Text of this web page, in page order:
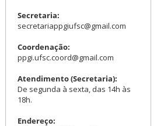
Secretaria:
secretariappgiufsc@gmail.com
Coordenação:
ppgi.ufsc.coord@gmail.com
Atendimento (Secretaria):
De segunda à sexta, das 14h às
18h.
Endereço: